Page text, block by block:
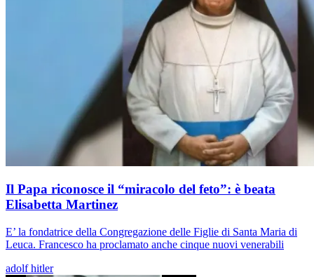
Il Papa riconosce il “miracolo del feto”: è beata
Elisabetta Martinez
E’ la fondatrice della Congregazione delle Figlie di Santa Maria di
Leuca. Francesco ha proclamato anche cinque nuovi venerabili
adolf hitler